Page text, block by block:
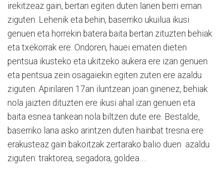
irekitzeaz gain, bertan egiten duten lanen berri eman
ziguten. Lehenik eta behin, baserriko ukuilua ikusi
genuen eta horrekin batera baita bertan zituzten behiak
eta txekorrak ere. Ondoren, hauei ematen dieten
pentsua ikusteko eta ukitzeko aukera ere izan genuen
eta pentsua zein osagaiekin egiten zuten ere azaldu
ziguten. Apirilaren 17an iluntzean joan ginenez, behiak
nola jaizten dituzten ere ikusi ahal izan genuen eta
baita esnea tankean nola biltzen dute ere. Bestalde,
baserriko lana asko arintzen duten hainbat tresna ere
erakusteaz gain bakoitzak zertarako balio duen azaldu
ziguten: traktorea, segadora, goldea….